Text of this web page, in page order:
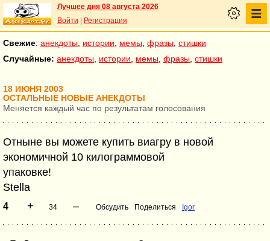
Лучшее дня 08 августа 2026
Войти
Регистрация
Свежие: анекдоты истории мемы фразы стишки
Случайные: анекдоты истории мемы фразы стишки
18 ИЮНЯ 2003
ОСТАЛЬНЫЕ НОВЫЕ АНЕКДОТЫ
Меняется каждый час по результатам голосования
Отныне вы можете купить виагру в новой
экономичной 10 килограммовой
упаковке!
Stella
4 + 34 – Обсудить Поделиться Igor